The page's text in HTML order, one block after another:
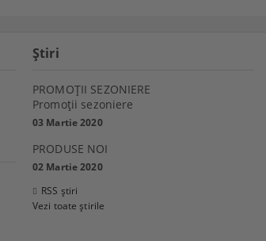
Ştiri
PROMOŢII SEZONIERE
Promoţii sezoniere
03 Martie 2020
PRODUSE NOI
02 Martie 2020
RSS știri
Vezi toate știrile